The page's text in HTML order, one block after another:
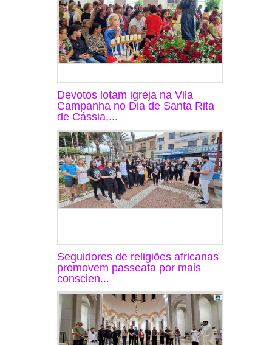
Devotos lotam igreja na Vila
Campanha no Dia de Santa Rita
de Cássia,...
Seguidores de religiões africanas
promovem passeata por mais
conscien...